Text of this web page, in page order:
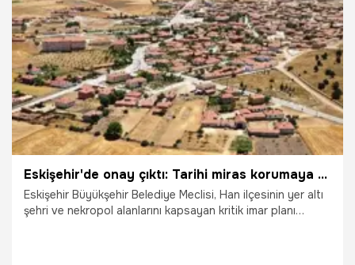
18.04.2026 Gündem
Eskişehir'de onay çıktı: Tarihi miras korumaya alındı
Eskişehir Büyükşehir Belediye Meclisi, Han ilçesinin yer altı
şehri ve nekropol alanlarını kapsayan kritik imar planı